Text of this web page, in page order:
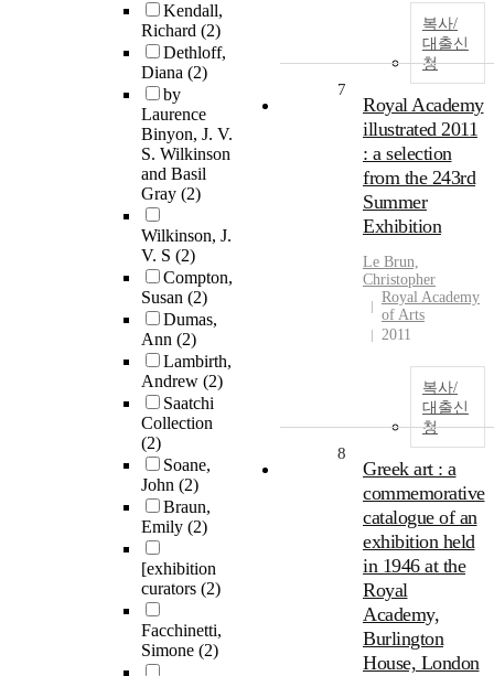
Kendall,
Richard (2)
Dethloff,
Diana (2)
by
Laurence
Binyon, J. V.
S. Wilkinson
and Basil
Gray (2)
Wilkinson, J.
V. S (2)
Compton,
Susan (2)
Dumas,
Ann (2)
Lambirth,
Andrew (2)
Saatchi
Collection
(2)
Soane,
John (2)
Braun,
Emily (2)
[exhibition
curators (2)
Facchinetti,
Simone (2)
복사/
대출신
청
7
Royal Academy
illustrated 2011
: a selection
from the 243rd
Summer
Exhibition
Le Brun,
Christopher
Royal Academy
of Arts
2011
복사/
대출신
청
8
Greek art : a
commemorative
catalogue of an
exhibition held
in 1946 at the
Royal
Academy,
Burlington
House, London